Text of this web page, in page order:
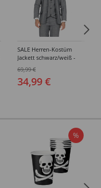
SALE Herren-Kostüm
Jackett schwarz/weiß -
Verschiedene Größen
(48-64)
69,99 €
34,99 €
%